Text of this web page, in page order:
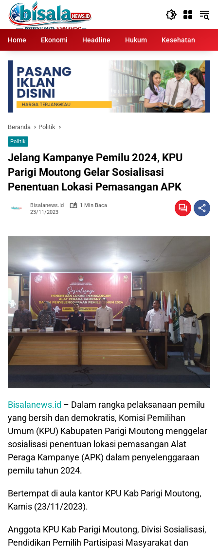
Langsung
konten
Home
Ekonomi Headline Hukum Kesehatan
Beranda Politik
Politik
Jelang Kampanye Pemilu 2024, KPU
Parigi Moutong Gelar Sosialisasi
Penentuan Lokasi Pemasangan APK
Bisalanews.id
1 Min Baca
23/11/2023
Bisalanews.id – Dalam rangka pelaksanaan pemilu
yang bersih dan demokratis, Komisi Pemilihan
Umum (KPU) Kabupaten Parigi Moutong menggelar
sosialisasi penentuan lokasi pemasangan Alat
Peraga Kampanye (APK) dalam penyelenggaraan
pemilu tahun 2024.
Bertempat di aula kantor KPU Kab Parigi Moutong,
Kamis (23/11/2023).
Anggota KPU Kab Parigi Moutong, Divisi Sosialisasi,
Pendidikan Pemilih Partisipasi Masyarakat dan